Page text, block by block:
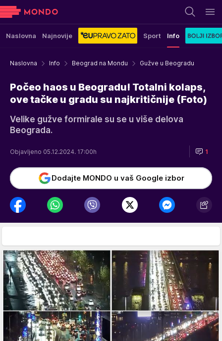
Naslovna Najnovije Sport Info
Naslovna Info Beograd na Mondu Gužve u Beogradu
Počeo haos u Beogradu! Totalni kolaps,
ove tačke u gradu su najkritičnije (Foto)
Velike gužve formirale su se u više delova
Beograda.
Objavljeno 05.12.2024. 17:00h 1
Dodajte MONDO u vaš Google izbor